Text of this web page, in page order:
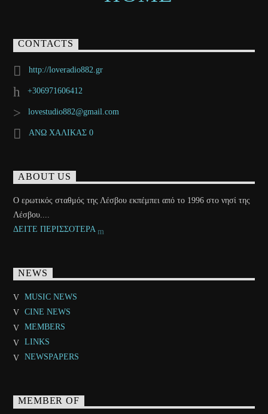
CONTACTS
http://loveradio882.gr
+306971606412
lovestudio882@gmail.com
ΑΝΩ ΧΑΛΙΚΑΣ 0
ABOUT US
Ο ερωτικός σταθμός της Λέσβου εκπέμπει από το 1996 στο νησί της
Λέσβου....
ΔΕΙΤΕ ΠΕΡΙΣΣΟΤΕΡΑ
NEWS
MUSIC NEWS
CINE NEWS
MEMBERS
LINKS
NEWSPAPERS
MEMBER OF